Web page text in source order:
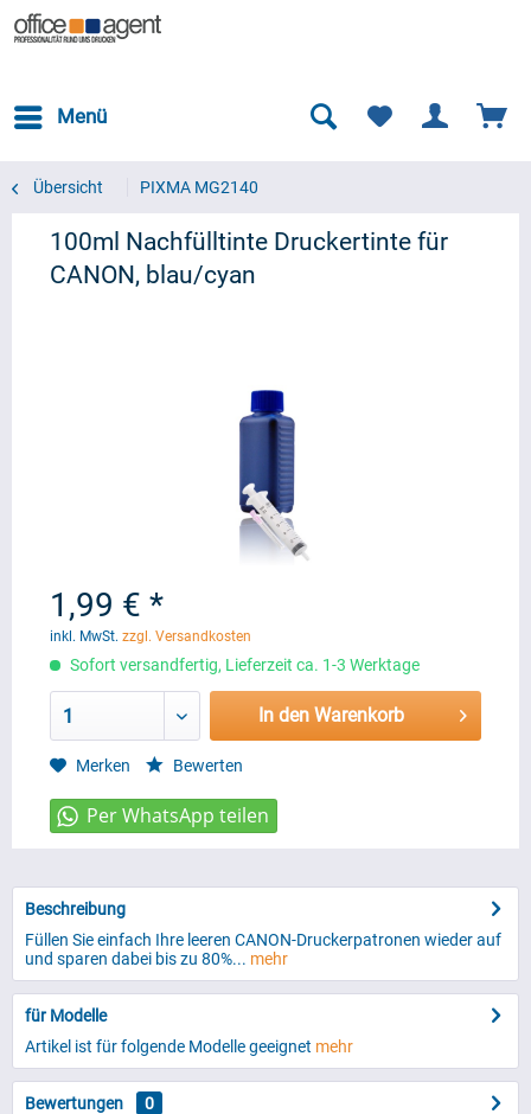
Menü
Übersicht PIXMA MG2140
100ml Nachfülltinte Druckertinte für
CANON, blau/cyan
1,99 € *
inkl. MwSt. zzgl. Versandkosten
Sofort versandfertig, Lieferzeit ca. 1-3 Werktage
1 In den Warenkorb
Merken Bewerten
Beschreibung
Füllen Sie einfach Ihre leeren CANON-Druckerpatronen wieder auf
und sparen dabei bis zu 80%... mehr
für Modelle
Artikel ist für folgende Modelle geeignet mehr
Bewertungen
0